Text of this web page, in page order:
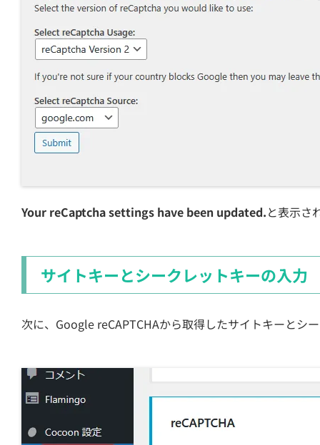
Your reCaptcha settings have been updated.と表示さ
サイトキーとシークレットキーの入力
次に、Google reCAPTCHAから取得したサイトキーとシ